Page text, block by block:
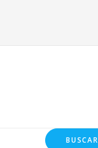
BUSCAR